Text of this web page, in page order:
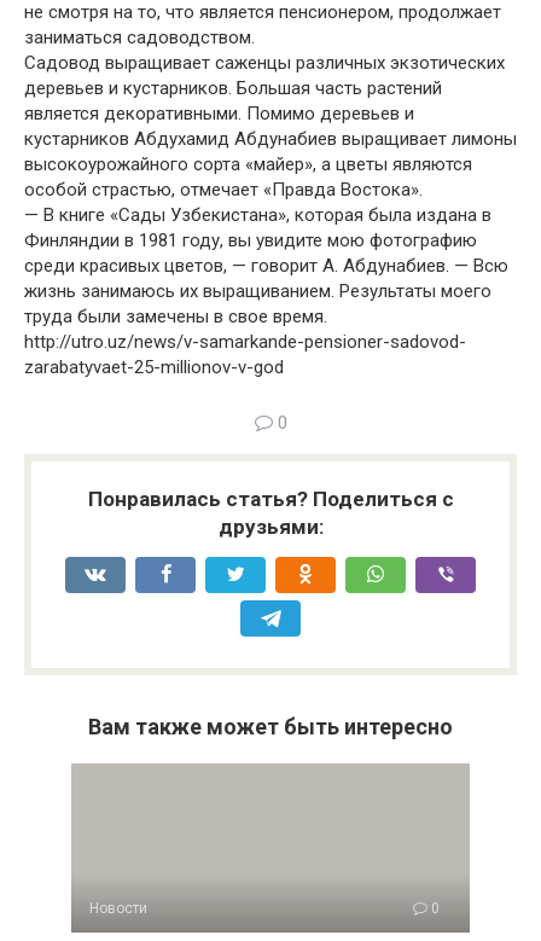
не смотря на то, что является пенсионером, продолжает
заниматься садоводством.
Садовод выращивает саженцы различных экзотических
деревьев и кустарников. Большая часть растений
является декоративными. Помимо деревьев и
кустарников Абдухамид Абдунабиев выращивает лимоны
высокоурожайного сорта «майер», а цветы являются
особой страстью, отмечает «Правда Востока».
— В книге «Сады Узбекистана», которая была издана в
Финляндии в 1981 году, вы увидите мою фотографию
среди красивых цветов, — говорит А. Абдунабиев. — Всю
жизнь занимаюсь их выращиванием. Результаты моего
труда были замечены в свое время.
http://utro.uz/news/v-samarkande-pensioner-sadovod-
zarabatyvaet-25-millionov-v-god
0
Понравилась статья? Поделиться с
друзьями:
Вам также может быть интересно
Новости 0